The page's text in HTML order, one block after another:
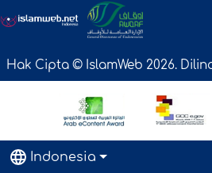
Hak Cipta © IslamWeb 2026.
Indonesia